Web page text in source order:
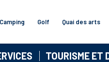
Camping Golf Quai des arts
TOURISME ET